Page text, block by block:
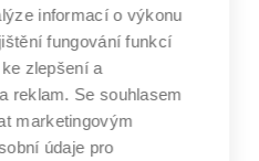
učení
technické
BRNĚ
informací o výkonu
fungování funkcí
zlepšení a
reklam. Se souhlasem
marketingovým
údaje pro